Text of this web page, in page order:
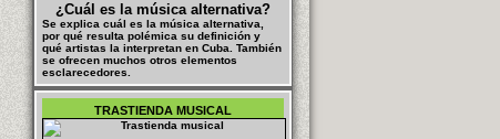
¿Cuál es la música alternativa?
Se explica cuál es la música alternativa,
por qué resulta polémica su definición y
qué artistas la interpretan en Cuba. También
se ofrecen muchos otros elementos
esclarecedores.
TRASTIENDA MUSICAL